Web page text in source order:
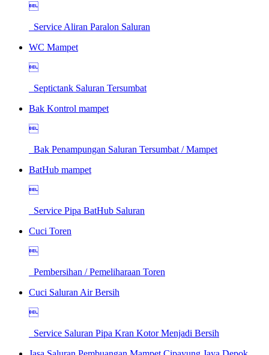

Service Aliran Paralon Saluran
WC Mampet

Septictank Saluran Tersumbat
Bak Kontrol mampet

Bak Penampungan Saluran Tersumbat / Mampet
BatHub mampet

Service Pipa BatHub Saluran
Cuci Toren

Pembersihan / Pemeliharaan Toren
Cuci Saluran Air Bersih

Service Saluran Pipa Kran Kotor Menjadi Bersih